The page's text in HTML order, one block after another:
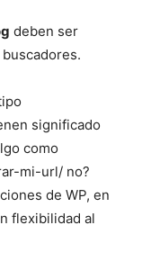
deben ser
significado
como
mi-url/ no?
de WP, en
flexibilidad al